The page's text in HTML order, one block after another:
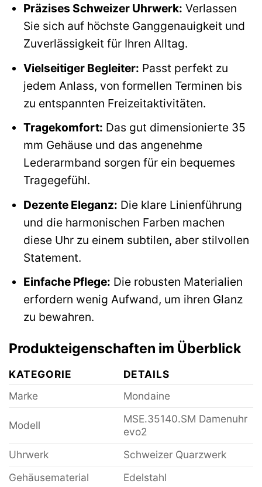
Präzises Schweizer Uhrwerk: Verlassen
Sie sich auf höchste Ganggenauigkeit und
Zuverlässigkeit für Ihren Alltag.
Vielseitiger Begleiter: Passt perfekt zu
jedem Anlass, von formellen Terminen bis
zu entspannten Freizeitaktivitäten.
Tragekomfort: Das gut dimensionierte 35
mm Gehäuse und das angenehme
Lederarmband sorgen für ein bequemes
Tragegefühl.
Dezente Eleganz: Die klare Linienführung
und die harmonischen Farben machen
diese Uhr zu einem subtilen, aber stilvollen
Statement.
Einfache Pflege: Die robusten Materialien
erfordern wenig Aufwand, um ihren Glanz
zu bewahren.
Produkteigenschaften im Überblick
KATEGORIE
DETAILS
Marke
Mondaine
Modell
MSE.35140.SM Damenuhr
evo2
Uhrwerk
Schweizer Quarzwerk
Gehäusematerial
Edelstahl